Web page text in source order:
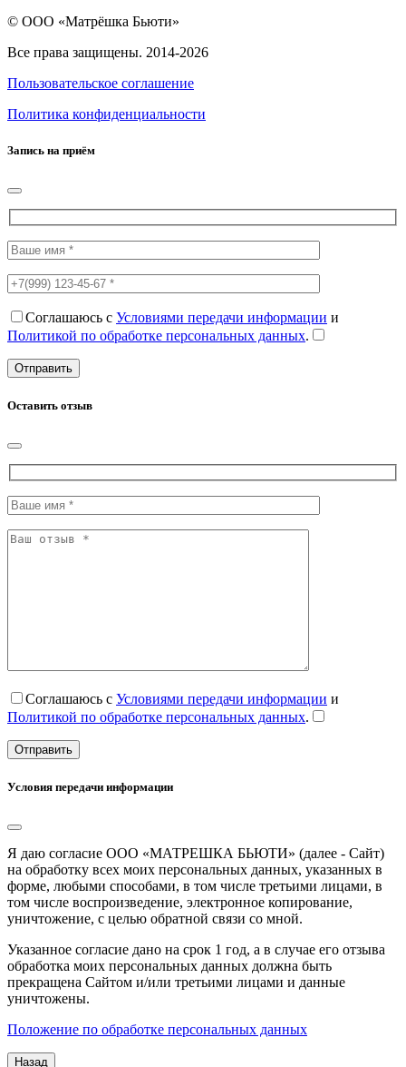
© ООО «Матрёшка Бьюти»
Все права защищены. 2014-2026
Пользовательское соглашение
Политика конфиденциальности
Запись на приём
Соглашаюсь с Условиями передачи информации и
Политикой по обработке персональных данных.
Оставить отзыв
Соглашаюсь с Условиями передачи информации и
Политикой по обработке персональных данных.
Условия передачи информации
Я даю согласие ООО «МАТРЕШКА БЬЮТИ» (далее - Сайт)
на обработку всех моих персональных данных, указанных в
форме, любыми способами, в том числе третьими лицами, в
том числе воспроизведение, электронное копирование,
уничтожение, с целью обратной связи со мной.
Указанное согласие дано на срок 1 год, а в случае его отзыва
обработка моих персональных данных должна быть
прекращена Сайтом и/или третьими лицами и данные
уничтожены.
Положение по обработке персональных данных
Назад